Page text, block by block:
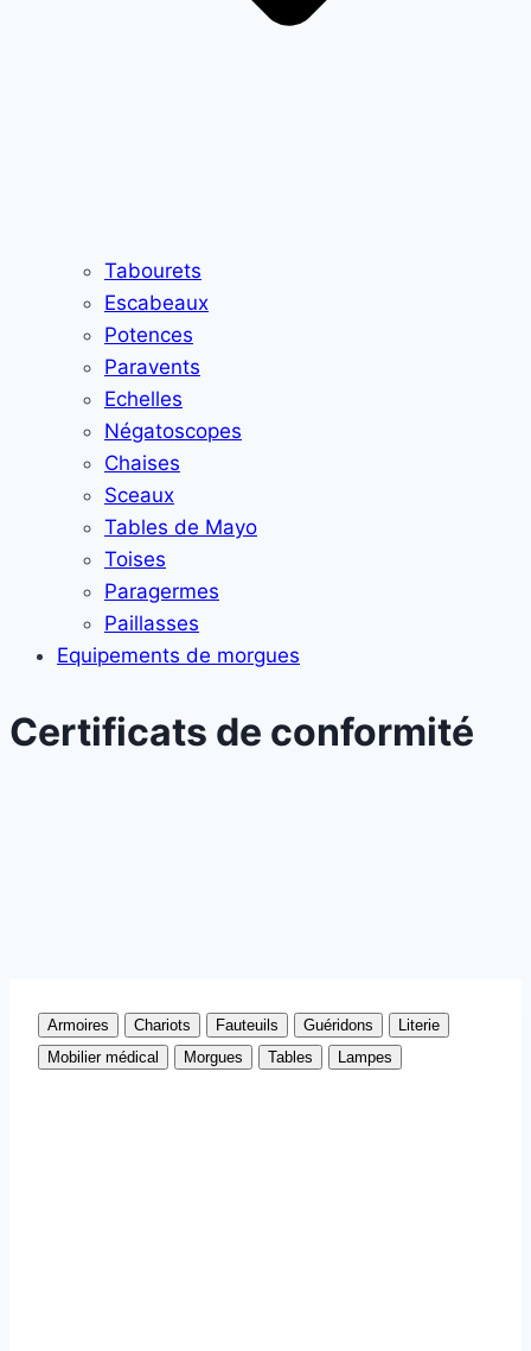
Tabourets
Escabeaux
Potences
Paravents
Echelles
Négatoscopes
Chaises
Sceaux
Tables de Mayo
Toises
Paragermes
Paillasses
Equipements de morgues
Certificats de conformité
Armoires Chariots Fauteuils Guéridons
Literie
Mobilier médical
Morgues Tables Lampes